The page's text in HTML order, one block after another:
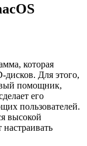
которая
дисков. Для этого,
помощник,
его
пользователей.
высокой